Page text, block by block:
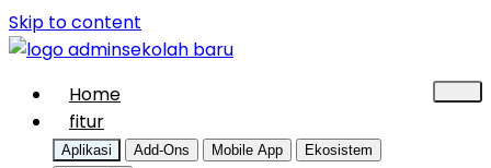
Skip to content
Home
fitur
Aplikasi Add-Ons Mobile App
Ekosistem